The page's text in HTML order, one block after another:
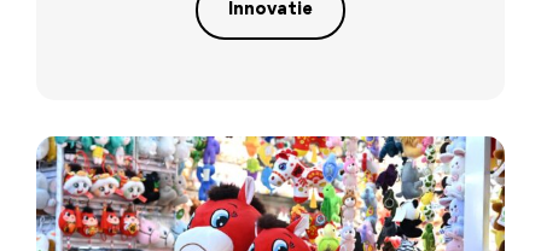
Innovatie